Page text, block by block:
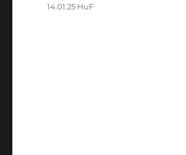
Kategorien
14.01.25 HuF